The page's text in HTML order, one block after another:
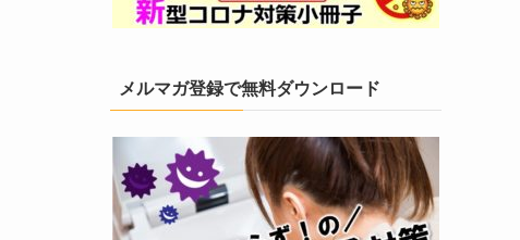
メルマガ登録で無料ダウンロード